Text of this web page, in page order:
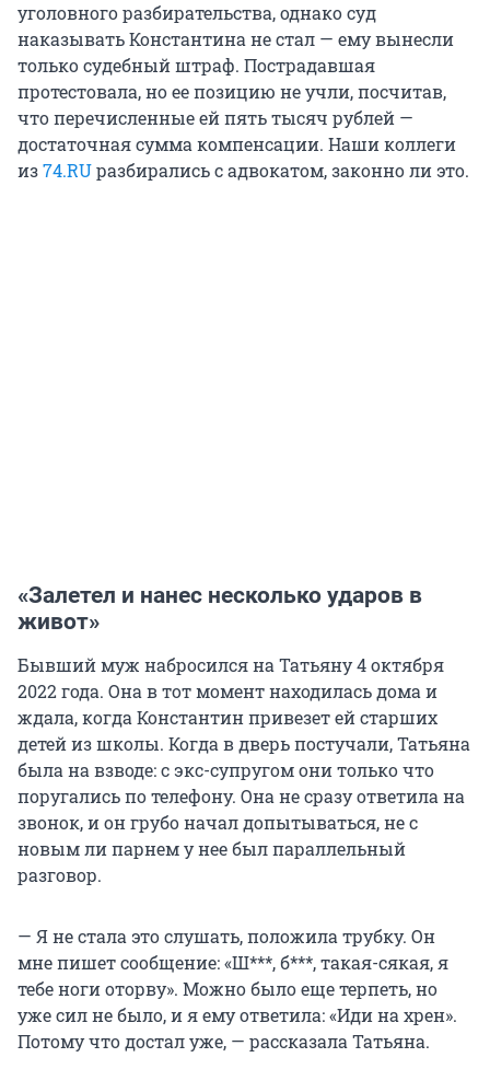
уголовного разбирательства, однако суд
наказывать Константина не стал — ему вынесли
только судебный штраф. Пострадавшая
протестовала, но ее позицию не учли, посчитав,
что перечисленные ей пять тысяч рублей —
достаточная сумма компенсации. Наши коллеги
из74.RUразбирались с адвокатом, законно ли это.
«Залетел и нанес несколько ударов в
живот»
Бывший муж набросился на Татьяну 4 октября
2022 года. Она в тот момент находилась дома и
ждала, когда Константин привезет ей старших
детей из школы. Когда в дверь постучали, Татьяна
была на взводе: с экс-супругом они только что
поругались по телефону. Она не сразу ответила на
звонок, и он грубо начал допытываться, не с
новым ли парнем у нее был параллельный
разговор.
— Я не стала это слушать, положила трубку. Он
мне пишет сообщение: «Ш***, б***, такая-сякая, я
тебе ноги оторву». Можно было еще терпеть, но
уже сил не было, и я ему ответила: «Иди на хрен».
Потому что достал уже, — рассказала Татьяна.